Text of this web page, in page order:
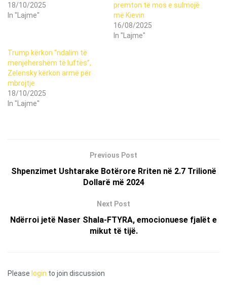
18/10/2025
In "Lajme"
premton të mos e sulmojë
më Kievin
16/08/2025
In "Lajme"
Trump kërkon “ndalim të
menjëhershëm të luftës”,
Zelensky kërkon armë për
mbrojtje
18/10/2025
In "Lajme"
Previous Post
Shpenzimet Ushtarake Botërore Rriten në 2.7 Trilionë
Dollarë më 2024
Next Post
Ndërroi jetë Naser Shala-FTYRA, emocionuese fjalët e
mikut të tijë.
Please login to join discussion